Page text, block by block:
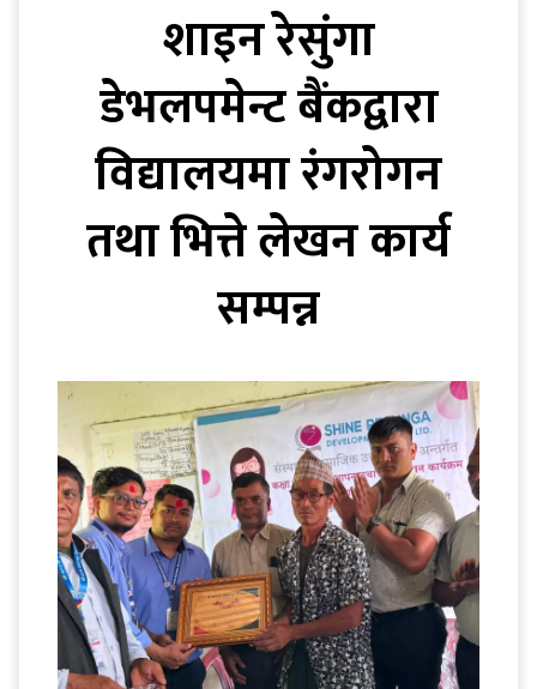
शाइन रेसुंगा
डेभलपमेन्ट बैंकद्वारा
विद्यालयमा रंगरोगन
तथा भित्ते लेखन कार्य
सम्पन्न